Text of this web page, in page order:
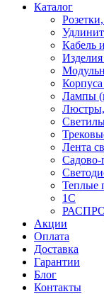
Каталог
Кабель
Лампы
Лента
Садово-
Теплые
1С
Акции
Оплата
Доставка
Гарантии
Блог
Контакты